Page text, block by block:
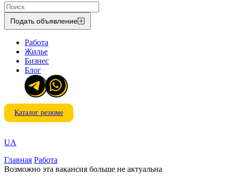
Подать объявление
Работа
Жилье
Бизнес
Блог
Каталог резюме
UA
Главная Работа
Возможно эта вакансия больше не актуальна